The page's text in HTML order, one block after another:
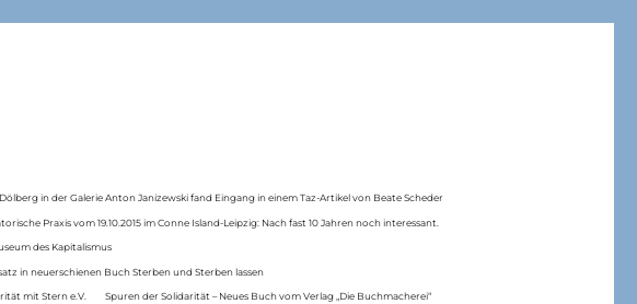
in der Galerie Anton Janizewski fand Eingang in einem Taz-Artikel von Beate Scheder
Praxis vom 19.10.2015 im Conne Island-Leipzig: Nach fast 10 Jahren noch interessant.
des Kapitalismus
in neuerschienen Buch Sterben und Sterben lassen
mit Stern e.V. Spuren der Solidarität – Neues Buch vom Verlag „Die Buchmacherei“